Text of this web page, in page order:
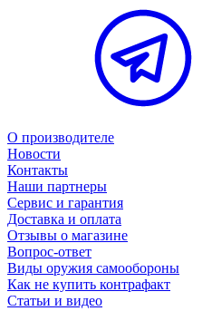
О производителе
Новости
Контакты
Наши партнеры
Сервис и гарантия
Доставка и оплата
Отзывы о магазине
Вопрос-ответ
Виды оружия самообороны
Как не купить контрафакт
Статьи и видео